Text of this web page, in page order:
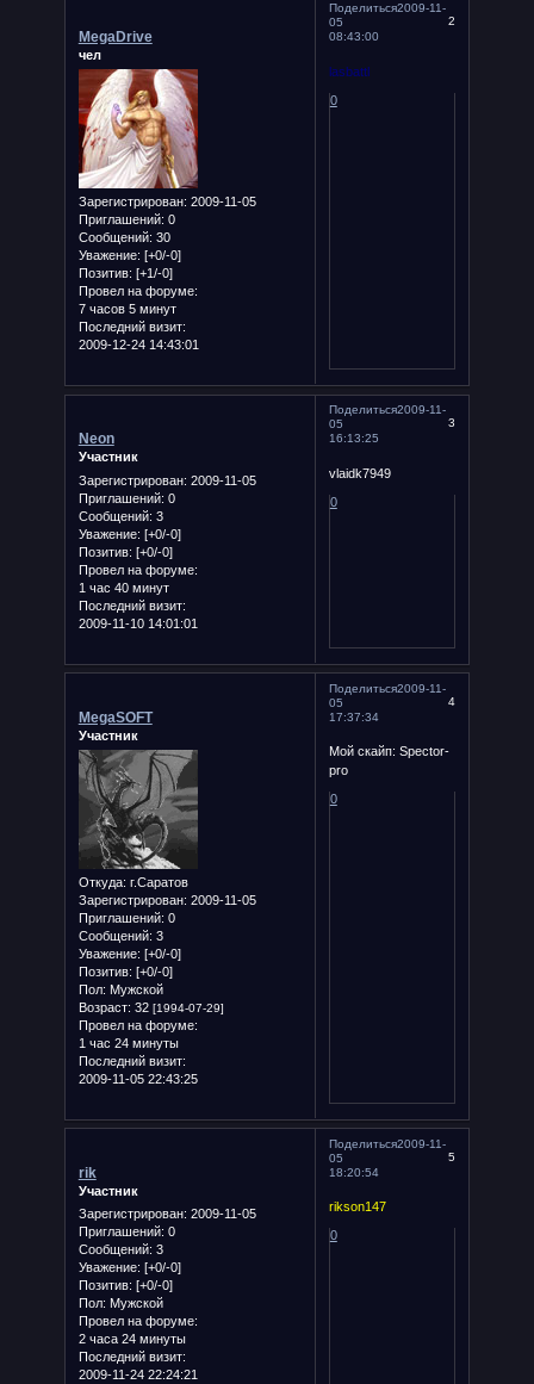
Поделиться
2
2009-11-
05
08:43:00
MegaDrive
чел
Зарегистрирован: 2009-11-05
Приглашений: 0
Сообщений: 30
Уважение: [+0/-0]
Позитив: [+1/-0]
Провел на форуме:
7 часов 5 минут
Последний визит:
2009-12-24 14:43:01
lasbattl
0
Поделиться
3
2009-11-
05
16:13:25
Neon
Участник
Зарегистрирован: 2009-11-05
Приглашений: 0
Сообщений: 3
Уважение: [+0/-0]
Позитив: [+0/-0]
Провел на форуме:
1 час 40 минут
Последний визит:
2009-11-10 14:01:01
vlaidk7949
0
Поделиться
4
2009-11-
05
17:37:34
MegaSOFT
Участник
Откуда: г.Саратов
Зарегистрирован: 2009-11-05
Приглашений: 0
Сообщений: 3
Уважение: [+0/-0]
Позитив: [+0/-0]
Пол: Мужской
Возраст: 32 [1994-07-29]
Провел на форуме:
1 час 24 минуты
Последний визит:
2009-11-05 22:43:25
Мой скайп: Spector-
pro
0
Поделиться
5
2009-11-
05
18:20:54
rik
Участник
Зарегистрирован: 2009-11-05
Приглашений: 0
Сообщений: 3
Уважение: [+0/-0]
Позитив: [+0/-0]
Пол: Мужской
Провел на форуме:
2 часа 24 минуты
Последний визит:
2009-11-24 22:24:21
rikson147
0